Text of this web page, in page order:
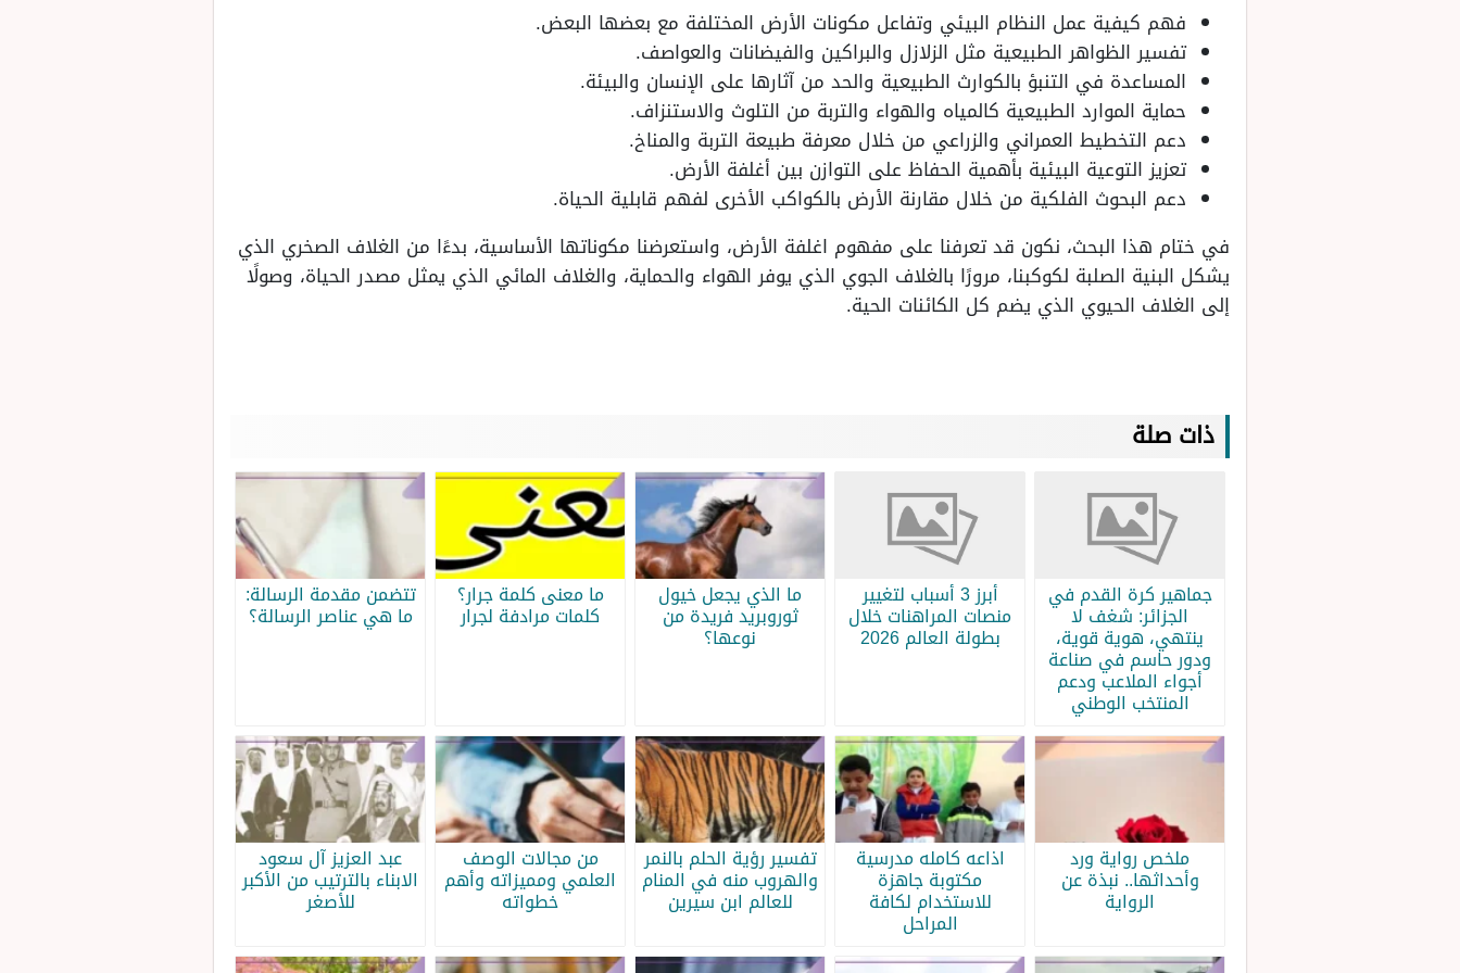
فهم كيفية عمل النظام البيئي وتفاعل مكونات الأرض المختلفة مع بعضها البعض.
تفسير الظواهر الطبيعية مثل الزلازل والبراكين والفيضانات والعواصف.
المساعدة في التنبؤ بالكوارث الطبيعية والحد من آثارها على الإنسان والبيئة.
حماية الموارد الطبيعية كالمياه والهواء والتربة من التلوث والاستنزاف.
دعم التخطيط العمراني والزراعي من خلال معرفة طبيعة التربة والمناخ.
تعزيز التوعية البيئية بأهمية الحفاظ على التوازن بين أغلفة الأرض.
دعم البحوث الفلكية من خلال مقارنة الأرض بالكواكب الأخرى لفهم قابلية الحياة.
في ختام هذا البحث، نكون قد تعرفنا على مفهوم اغلفة الأرض، واستعرضنا مكوناتها الأساسية، بدءًا من الغلاف الصخري الذي
يشكل البنية الصلبة لكوكبنا، مرورًا بالغلاف الجوي الذي يوفر الهواء والحماية، والغلاف المائي الذي يمثل مصدر الحياة، وصولًا
إلى الغلاف الحيوي الذي يضم كل الكائنات الحية.
ذات صلة
جماهير كرة القدم في
الجزائر: شغف لا
ينتهي، هوية قوية،
ودور حاسم في صناعة
أجواء الملاعب ودعم
المنتخب الوطني
أبرز 3 أسباب لتغيير
منصات المراهنات خلال
بطولة العالم 2026
ما الذي يجعل خيول
ثوروبريد فريدة من
نوعها؟
ما معنى كلمة جرار؟
كلمات مرادفة لجرار
تتضمن مقدمة الرسالة:
ما هي عناصر الرسالة؟
ملخص رواية ورد
وأحداثها.. نبذة عن
الرواية
اذاعه كامله مدرسية
مكتوبة جاهزة
للاستخدام لكافة
المراحل
تفسير رؤية الحلم بالنمر
والهروب منه في المنام
للعالم ابن سيرين
من مجالات الوصف
العلمي ومميزاته وأهم
خطواته
عبد العزيز آل سعود
الابناء بالترتيب من الأكبر
للأصغر